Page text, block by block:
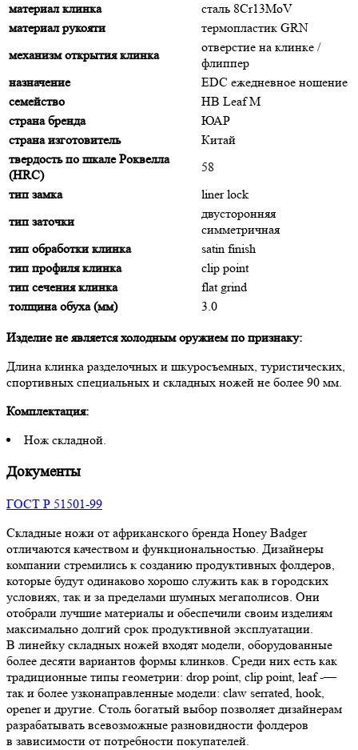
материал клинка
сталь 8Cr13MoV
материал рукояти
термопластик GRN
механизм открытия клинка
отверстие на клинке /
флиппер
назначение
EDC ежедневное ношение
семейство
HB Leaf M
страна бренда
ЮАР
страна изготовитель
Китай
твердость по шкале Роквелла
(HRC)
58
тип замка
liner lock
тип заточки
двусторонняя
симметричная
тип обработки клинка
satin finish
тип профиля клинка
clip point
тип сечения клинка
flat grind
толщина обуха (мм)
3.0
Изделие не является холодным оружием по признаку:
Длина клинка разделочных и шкуросъемных, туристических,
спортивных специальных и складных ножей не более 90 мм.
Комплектация:
Нож складной.
Документы
ГОСТ Р 51501-99
Складные ножи от африканского бренда Honey Badger
отличаются качеством и функциональностью. Дизайнеры
компании стремились к созданию продуктивных фолдеров,
которые будут одинаково хорошо служить как в городских
условиях, так и за пределами шумных мегаполисов. Они
отобрали лучшие материалы и обеспечили своим изделиям
максимально долгий срок продуктивной эксплуатации.
В линейку складных ножей входят модели, оборудованные
более десяти вариантов формы клинков. Среди них есть как
традиционные типы геометрии: drop point, clip point, leaf -—
так и более узконаправленные модели: claw serrated, hook,
opener и другие. Столь богатый выбор позволяет дизайнерам
разрабатывать всевозможные разновидности фолдеров
в зависимости от потребности покупателей.